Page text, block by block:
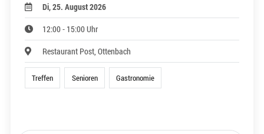
Di, 25. August 2026
12:00 - 15:00 Uhr
Restaurant Post, Ottenbach
Treffen Senioren Gastronomie